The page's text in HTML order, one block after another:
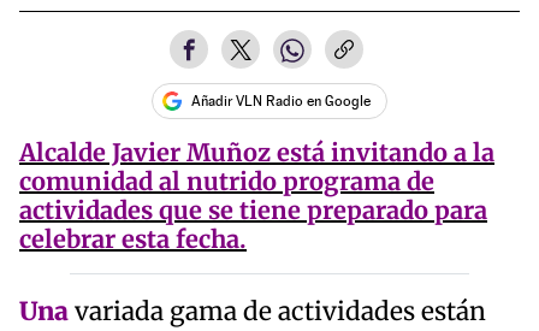
Añadir VLN Radio en Google
Alcalde Javier Muñoz está invitando a la
comunidad al nutrido programa de
actividades que se tiene preparado para
celebrar esta fecha.
Unavariada gama de actividades están